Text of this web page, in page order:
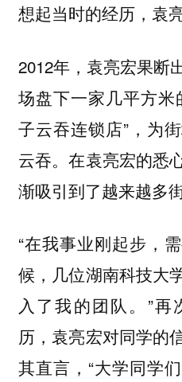
想起当时的经历，袁
2012年，袁亮宏果断
场盘下一家几平方米
子云吞连锁店”，为
云吞。在袁亮宏的悉
渐吸引到了越来越多
“在我事业刚起步，
候，几位湖南科技大
入了我的团队。”
历，袁亮宏对同学的
其直言，“大学同学